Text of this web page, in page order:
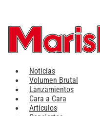
contenido
Noticias
Volumen Brutal
Lanzamientos
Cara a Cara
Artículos